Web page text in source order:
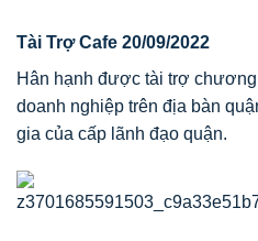
Tài Trợ Cafe 20/09/2022
Hân hạnh được tài trợ
doanh nghiệp trên địa bàn
gia của cấp lãnh đạo quận.